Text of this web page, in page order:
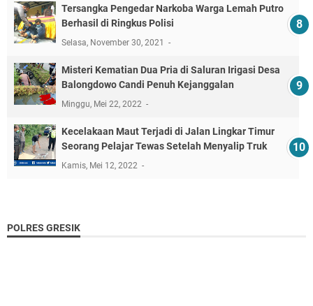
Tersangka Pengedar Narkoba Warga Lemah Putro
Berhasil di Ringkus Polisi
Selasa, November 30, 2021
Misteri Kematian Dua Pria di Saluran Irigasi Desa
Balongdowo Candi Penuh Kejanggalan
Minggu, Mei 22, 2022
Kecelakaan Maut Terjadi di Jalan Lingkar Timur
Seorang Pelajar Tewas Setelah Menyalip Truk
Kamis, Mei 12, 2022
POLRES GRESIK